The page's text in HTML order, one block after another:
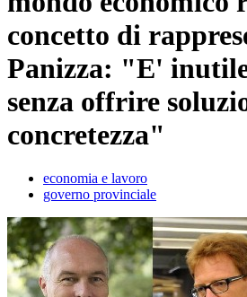
concetto di
Panizza: "E'
senza offrire
concretezza"
economia e lavoro
governo provinciale